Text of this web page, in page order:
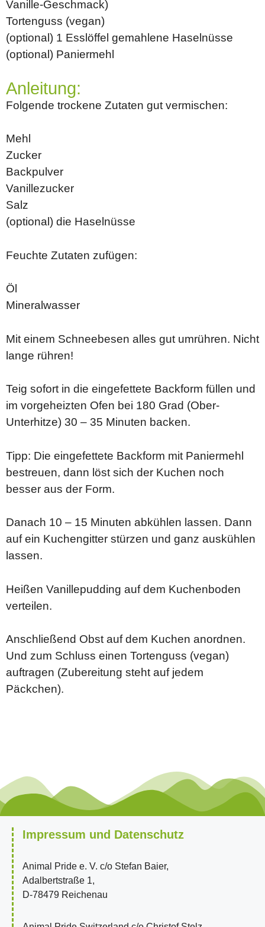
Vanille-Geschmack)
Tortenguss (vegan)
(optional) 1 Esslöffel gemahlene Haselnüsse
(optional) Paniermehl
Anleitung:
Folgende trockene Zutaten gut vermischen:
Mehl
Zucker
Backpulver
Vanillezucker
Salz
(optional) die Haselnüsse
Feuchte Zutaten zufügen:
Öl
Mineralwasser
Mit einem Schneebesen alles gut umrühren. Nicht
lange rühren!
Teig sofort in die eingefettete Backform füllen und
im vorgeheizten Ofen bei 180 Grad (Ober-
Unterhitze) 30 – 35 Minuten backen.
Tipp: Die eingefettete Backform mit Paniermehl
bestreuen, dann löst sich der Kuchen noch
besser aus der Form.
Danach 10 – 15 Minuten abkühlen lassen. Dann
auf ein Kuchengitter stürzen und ganz auskühlen
lassen.
Heißen Vanillepudding auf dem Kuchenboden
verteilen.
Anschließend Obst auf dem Kuchen anordnen.
Und zum Schluss einen Tortenguss (vegan)
auftragen (Zubereitung steht auf jedem
Päckchen).
Impressum und Datenschutz
Animal Pride e. V. c/o Stefan Baier,
Adalbertstraße 1,
D-78479 Reichenau